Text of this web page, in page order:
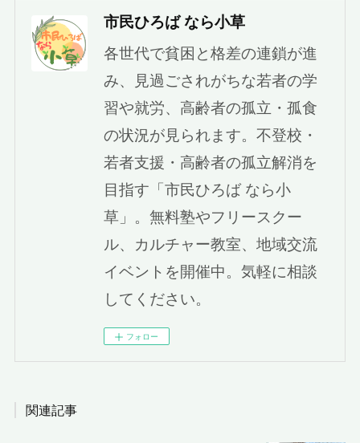
市民ひろば なら小草
各世代で貧困と格差の連鎖が進
み、見過ごされがちな若者の学
習や就労、高齢者の孤立・孤食
の状況が見られます。不登校・
若者支援・高齢者の孤立解消を
目指す「市民ひろば なら小
草」。無料塾やフリースクー
ル、カルチャー教室、地域交流
イベントを開催中。気軽に相談
してください。
フォロー
関連記事